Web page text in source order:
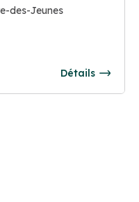
des-Jeunes
Détails